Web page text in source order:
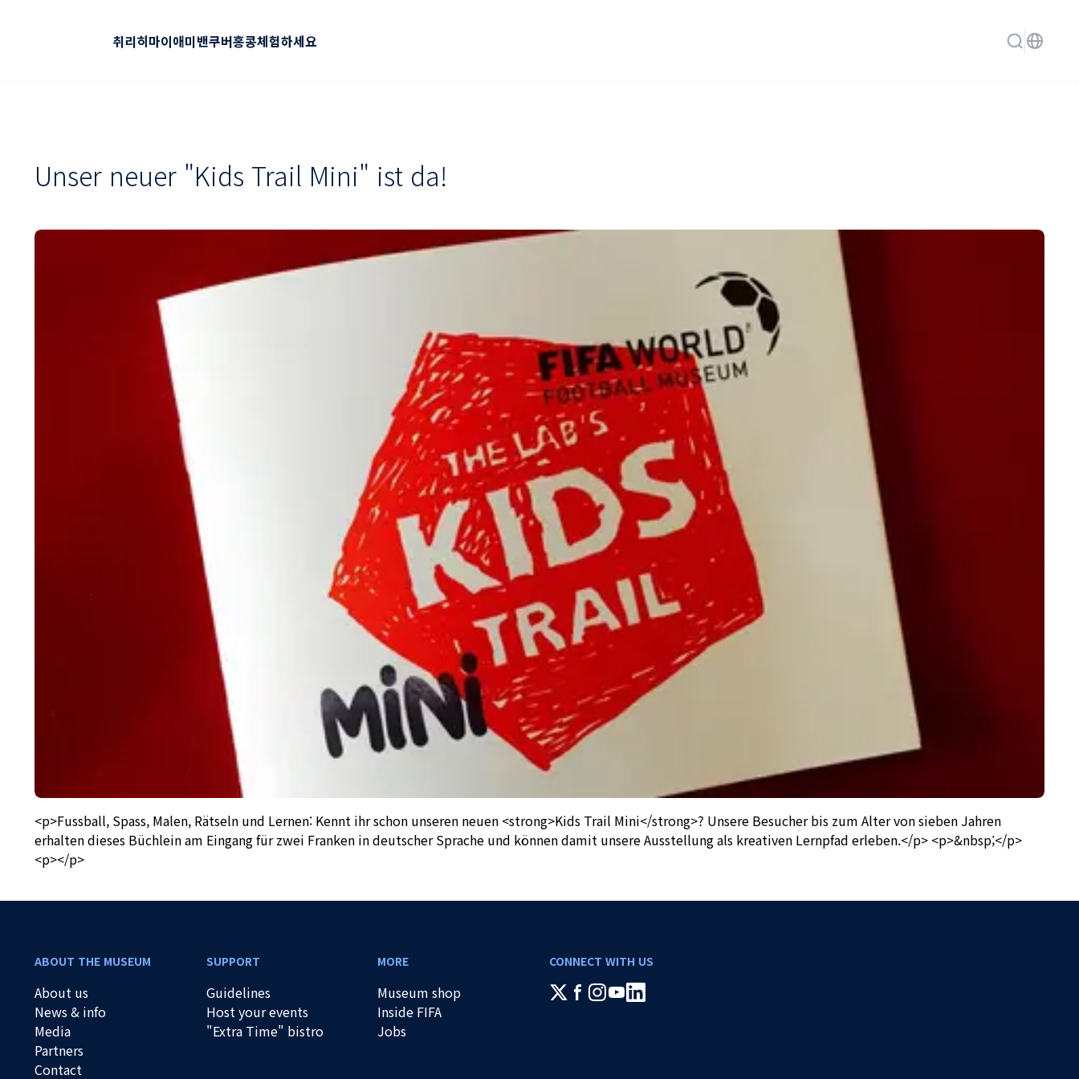
취리히마이애미밴쿠버홍콩체험하세요
Unser neuer "Kids Trail Mini" ist da!
<p>Fussball, Spass, Malen, Rätseln und Lernen: Kennt ihr schon unseren neuen <strong>Kids Trail Mini</strong>? Unsere Besucher bis zum Alter von sieben Jahren
erhalten dieses Büchlein am Eingang für zwei Franken in deutscher Sprache und können damit unsere Ausstellung als kreativen Lernpfad erleben.</p> <p>&nbsp;</p>
<p></p>
ABOUT THE MUSEUM
About us
News & info
Media
Partners
Contact
SUPPORT
Guidelines
Host your events
"Extra Time" bistro
MORE
Museum shop
Inside FIFA
Jobs
CONNECT WITH US